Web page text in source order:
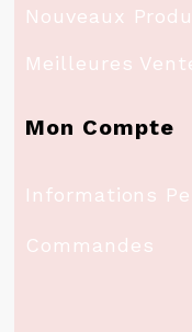
Nouveaux
Meilleures
Mon Compte
Informations
Commandes